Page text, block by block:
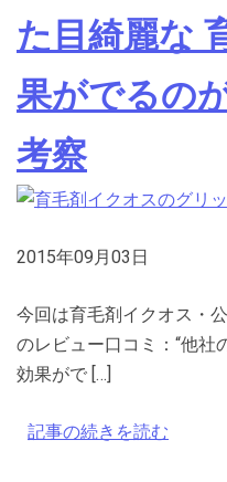
た目綺麗な
果がでるの
考察
2015年09月03日
今回は育毛剤イクオス・
のレビュー口コミ：“他社
効果がで […]
記事の続きを読む